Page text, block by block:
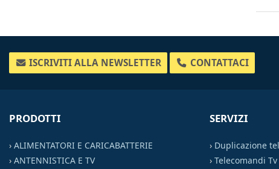
ISCRIVITI ALLA NEWSLETTER CONTATTACI
PRODOTTI
› ALIMENTATORI E CARICABATTERIE
› ANTENNISTICA E TV
SERVIZI
› Duplicazione
›Telecomandi Tv